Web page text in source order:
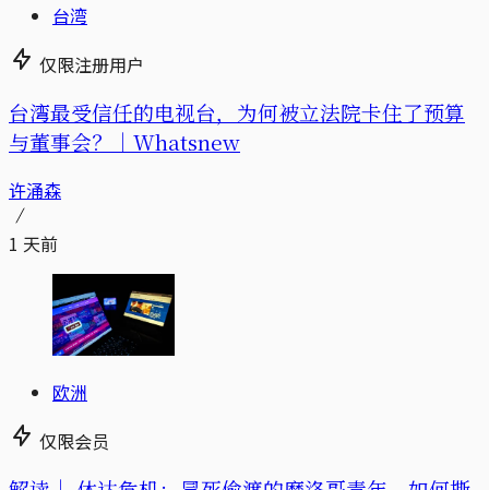
台湾
仅限注册用户
台湾最受信任的电视台，为何被立法院卡住了预算
与董事会？｜Whatsnew
许涌森
1 天前
欧洲
仅限会员